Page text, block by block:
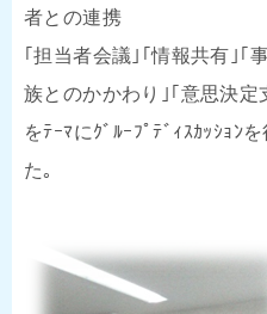
者との連携
｢担当者会議｣｢情報共有｣｢
族とのかかわり｣｢意思決定
をﾃｰﾏにｸﾞﾙｰﾌﾟﾃﾞｨｽｶｯｼｮﾝ
た｡